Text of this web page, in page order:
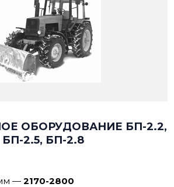
ОБОРУДОВАНИЕ БП-2.2,
БП-2.5, БП-2.8
—2170-2800